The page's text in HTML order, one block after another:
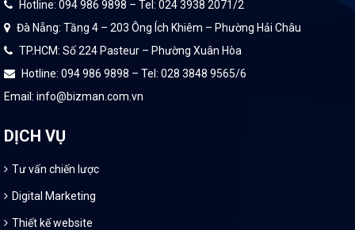
Hotline: 094 986 9898 – Tel: 024 3938 2071/2
Đà Nẵng: Tầng 4 – 203 Ông Ích Khiêm – Phường Hải Châu
TP.HCM: Số 224 Pasteur – Phường Xuân Hòa
Hotline: 094 986 9898 – Tel: 028 3848 9565/6
Email: info@bizman.com.vn
DỊCH VỤ
Tư vấn chiến lược
Digital Marketing
Thiết kế website